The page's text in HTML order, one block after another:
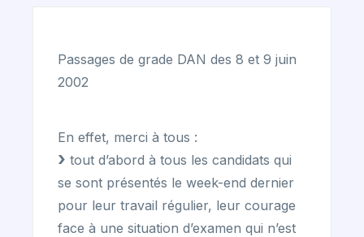
Passages de grade DAN des 8 et 9 juin
2002
En effet, merci à tous :
tout d’abord à tous les candidats qui
se sont présentés le week-end dernier
pour leur travail régulier, leur courage
face à une situation d’examen qui n’est